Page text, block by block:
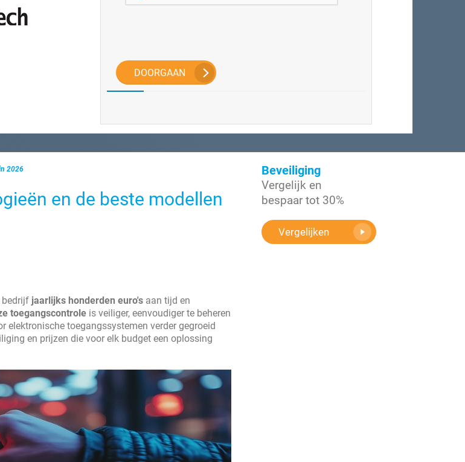
DOORGAAN
2026
en de beste modellen
bedrijf jaarlijks honderden euro's aan tijd en
toegangscontrole is veiliger, eenvoudiger te beheren
elektronische toegangssystemen verder gegroeid
en prijzen die voor elk budget een oplossing
Beveiliging
Vergelijk en
bespaar tot 30%
Vergelijken